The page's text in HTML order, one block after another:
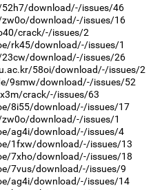
download/-/issues/46
download/-/issues/16
crack/-/issues/2
rk45/download/-/issues/1
download/-/issues/26
58oi/download/-/issues/2
9smw/download/-/issues/52
crack/-/issues/63
8i55/download/-/issues/17
download/-/issues/1
ag4i/download/-/issues/4
1fxw/download/-/issues/13
7xho/download/-/issues/18
7vus/download/-/issues/9
ag4i/download/-/issues/14